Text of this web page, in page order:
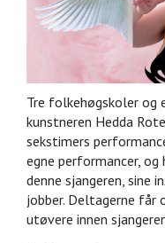
Tre folkehøgskoler og
kunstneren Hedda
sekstimers
egne performancer,
denne sjangeren, sine
jobber. Deltagerne får
utøvere innen